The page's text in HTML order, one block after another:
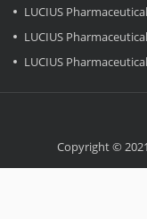
LUCIUS
LUCIUS
LUCIUS
Copyright ©